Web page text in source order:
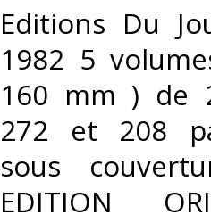
‎Editions Du
1982 5
160 mm ) de
272 et 208
sous
EDITION